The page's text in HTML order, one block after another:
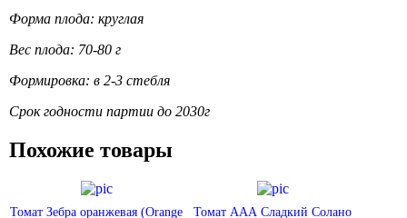
Форма плода: круглая
Вес плода: 70-80 г
Формировка: в 2-3 стебля
Срок годности партии до 2030г
Похожие товары
Томат Зебра оранжевая (Orange
Томат ААА Сладкий Солано